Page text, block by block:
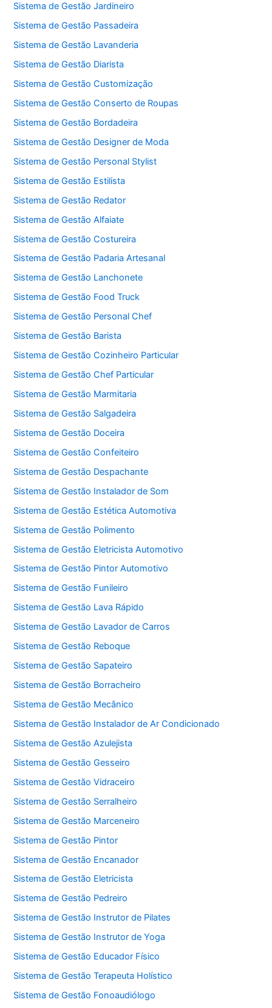
Sistema de Gestão Jardineiro
Sistema de Gestão Passadeira
Sistema de Gestão Lavanderia
Sistema de Gestão Diarista
Sistema de Gestão Customização
Sistema de Gestão Conserto de Roupas
Sistema de Gestão Bordadeira
Sistema de Gestão Designer de Moda
Sistema de Gestão Personal Stylist
Sistema de Gestão Estilista
Sistema de Gestão Redator
Sistema de Gestão Alfaiate
Sistema de Gestão Costureira
Sistema de Gestão Padaria Artesanal
Sistema de Gestão Lanchonete
Sistema de Gestão Food Truck
Sistema de Gestão Personal Chef
Sistema de Gestão Barista
Sistema de Gestão Cozinheiro Particular
Sistema de Gestão Chef Particular
Sistema de Gestão Marmitaria
Sistema de Gestão Salgadeira
Sistema de Gestão Doceira
Sistema de Gestão Confeiteiro
Sistema de Gestão Despachante
Sistema de Gestão Instalador de Som
Sistema de Gestão Estética Automotiva
Sistema de Gestão Polimento
Sistema de Gestão Eletricista Automotivo
Sistema de Gestão Pintor Automotivo
Sistema de Gestão Funileiro
Sistema de Gestão Lava Rápido
Sistema de Gestão Lavador de Carros
Sistema de Gestão Reboque
Sistema de Gestão Sapateiro
Sistema de Gestão Borracheiro
Sistema de Gestão Mecânico
Sistema de Gestão Instalador de Ar Condicionado
Sistema de Gestão Azulejista
Sistema de Gestão Gesseiro
Sistema de Gestão Vidraceiro
Sistema de Gestão Serralheiro
Sistema de Gestão Marceneiro
Sistema de Gestão Pintor
Sistema de Gestão Encanador
Sistema de Gestão Eletricista
Sistema de Gestão Pedreiro
Sistema de Gestão Instrutor de Pilates
Sistema de Gestão Instrutor de Yoga
Sistema de Gestão Educador Físico
Sistema de Gestão Terapeuta Holístico
Sistema de Gestão Fonoaudiólogo